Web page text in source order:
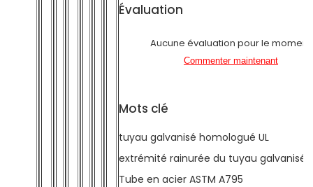
Évaluation
Aucune évaluation pour le moment
Commenter maintenant
Mots clé
tuyau galvanisé homologué UL
extrémité rainurée du tuyau galvanisé
Tube en acier ASTM A795